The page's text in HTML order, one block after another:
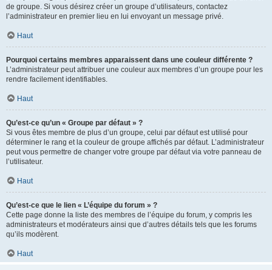
de groupe. Si vous désirez créer un groupe d’utilisateurs, contactez
l’administrateur en premier lieu en lui envoyant un message privé.
Haut
Pourquoi certains membres apparaissent dans une couleur différente ?
L’administrateur peut attribuer une couleur aux membres d’un groupe pour les
rendre facilement identifiables.
Haut
Qu’est-ce qu’un « Groupe par défaut » ?
Si vous êtes membre de plus d’un groupe, celui par défaut est utilisé pour
déterminer le rang et la couleur de groupe affichés par défaut. L’administrateur
peut vous permettre de changer votre groupe par défaut via votre panneau de
l’utilisateur.
Haut
Qu’est-ce que le lien « L’équipe du forum » ?
Cette page donne la liste des membres de l’équipe du forum, y compris les
administrateurs et modérateurs ainsi que d’autres détails tels que les forums
qu’ils modèrent.
Haut